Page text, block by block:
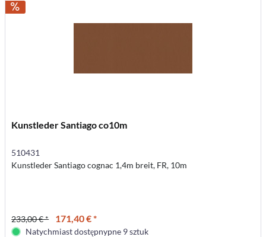
Kunstleder Santiago co10m
510431
Kunstleder Santiago cognac 1,4m breit, FR, 10m
233,00 € * 171,40 € *
Natychmiast dostępnypne 9 sztuk